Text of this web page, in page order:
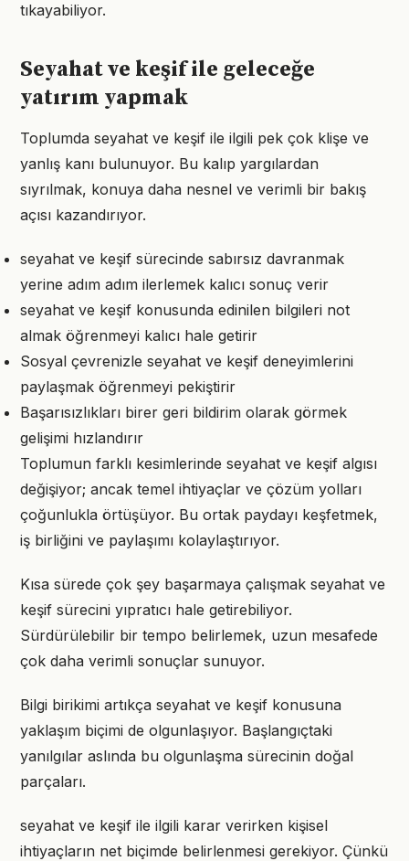
tıkayabiliyor.
Seyahat ve keşif ile geleceğe
yatırım yapmak
Toplumda seyahat ve keşif ile ilgili pek çok klişe ve
yanlış kanı bulunuyor. Bu kalıp yargılardan
sıyrılmak, konuya daha nesnel ve verimli bir bakış
açısı kazandırıyor.
seyahat ve keşif sürecinde sabırsız davranmak
yerine adım adım ilerlemek kalıcı sonuç verir
seyahat ve keşif konusunda edinilen bilgileri not
almak öğrenmeyi kalıcı hale getirir
Sosyal çevrenizle seyahat ve keşif deneyimlerini
paylaşmak öğrenmeyi pekiştirir
Başarısızlıkları birer geri bildirim olarak görmek
gelişimi hızlandırır
Toplumun farklı kesimlerinde seyahat ve keşif algısı
değişiyor; ancak temel ihtiyaçlar ve çözüm yolları
çoğunlukla örtüşüyor. Bu ortak paydayı keşfetmek,
iş birliğini ve paylaşımı kolaylaştırıyor.
Kısa sürede çok şey başarmaya çalışmak seyahat ve
keşif sürecini yıpratıcı hale getirebiliyor.
Sürdürülebilir bir tempo belirlemek, uzun mesafede
çok daha verimli sonuçlar sunuyor.
Bilgi birikimi artıkça seyahat ve keşif konusuna
yaklaşım biçimi de olgunlaşıyor. Başlangıçtaki
yanılgılar aslında bu olgunlaşma sürecinin doğal
parçaları.
seyahat ve keşif ile ilgili karar verirken kişisel
ihtiyaçların net biçimde belirlenmesi gerekiyor. Çünkü